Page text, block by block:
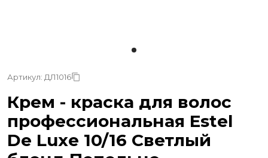
Артикул: ДЛ1016
Крем - краска для волос
профессиональная Estel
De Luxe 10/16 Светлый